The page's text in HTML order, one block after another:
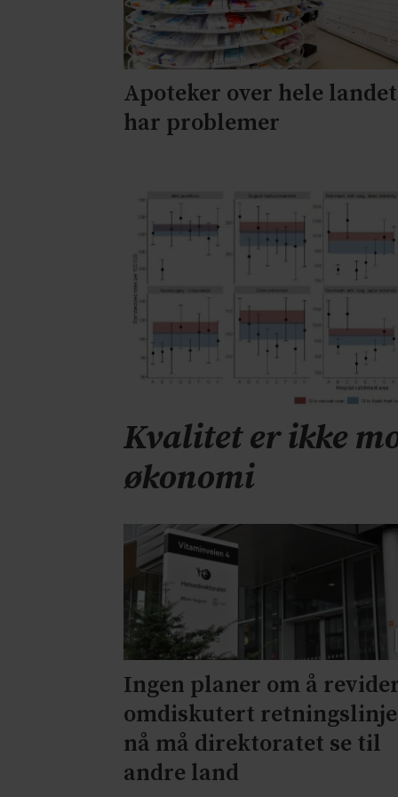
Apoteker over hele landet
har problemer
Kvalitet er ikke
økonomi
Ingen planer om å
omdiskutert
nå må direktoratet se til
andre land